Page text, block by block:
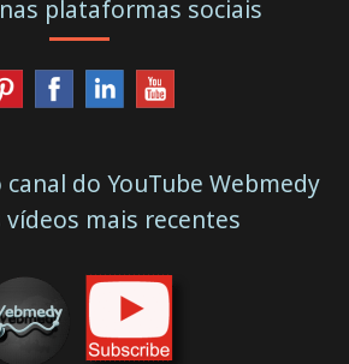
plataformas sociais
do YouTube Webmedy
vídeos mais recentes